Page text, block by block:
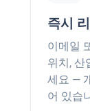
즉시
이메일
위치, 산
세요 —
어 있습